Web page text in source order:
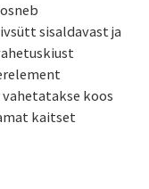
sisaldavast ja
koos
kaitset